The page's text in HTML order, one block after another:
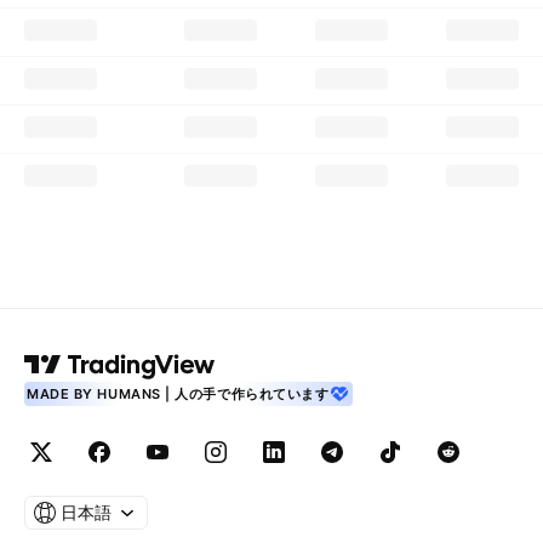
MADE BY HUMANS | 人の手で作られています
日本語